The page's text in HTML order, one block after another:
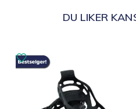
DU LIKER